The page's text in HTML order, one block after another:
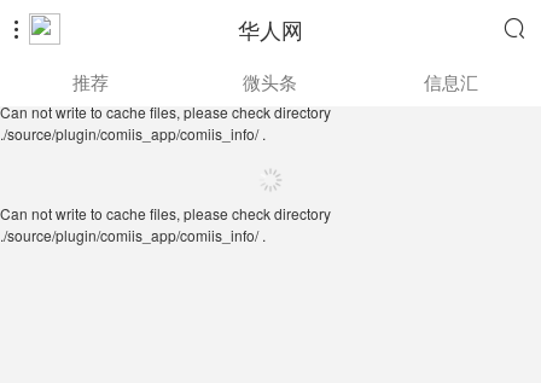
 华人网 
./source/plugin/comiis_app/comiis_info/ .
推荐 微头条 信息汇
Can not write to cache files, please check directory
./source/plugin/comiis_app/comiis_info/ .
Can not write to cache files, please check directory
./source/plugin/comiis_app/comiis_info/ .